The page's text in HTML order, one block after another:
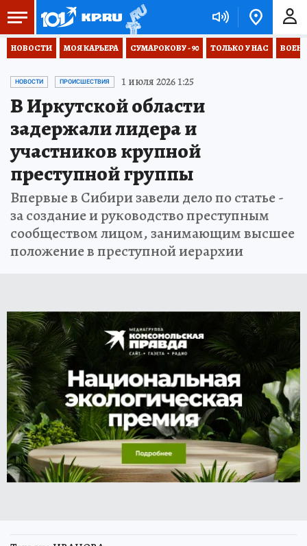
НОВОСТИ МОЯ КАРЬЕРА СУМАРОКОВУ - 90 ТОЛЬКО У НАС
НОВОСТИ ПРОИСШЕСТВИЯ 1 июля 2026 1:25
В Иркутской области
задержали лидера и
участников крупной
преступной группы
Впервые в Сибири завели дело по статье -
за создание и руководство преступным
сообществом лицом, занимающим высшее
положение в преступной иерархии